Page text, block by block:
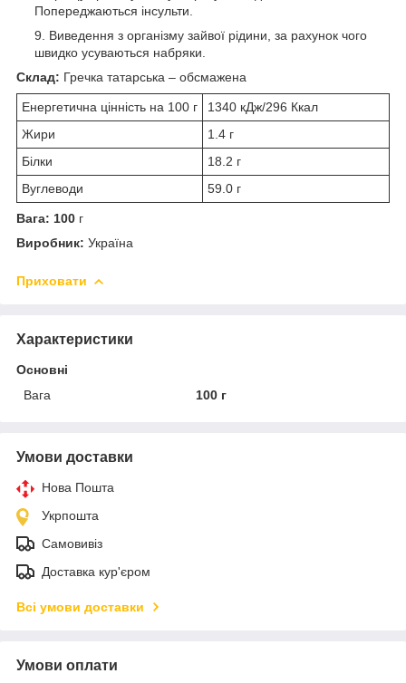
Попереджаються інсульти.
Виведення з організму зайвої рідини, за рахунок чого
швидко усуваються набряки.
Склад: Гречка татарська – обсмажена
Енергетична цінність на 100 г
1340 кДж/296 Ккал
Жири
1.4 г
Білки
18.2 г
Вуглеводи
59.0 г
Вага: 100 г
Виробник: Україна
Приховати
Характеристики
Основні
Вага
100 г
Умови доставки
Нова Пошта
Укрпошта
Самовивіз
Доставка кур'єром
Всі умови доставки
Умови оплати